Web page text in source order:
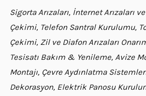
Sigorta Arızaları, İnternet Arızaları
Çekimi, Telefon Santral Kurulumu,
Çekimi, Zil ve Diafon Arızaları
Tesisatı Bakım & Yenileme, Avize
Montajı, Çevre Aydınlatma
Dekorasyon, Elektrik Panosu